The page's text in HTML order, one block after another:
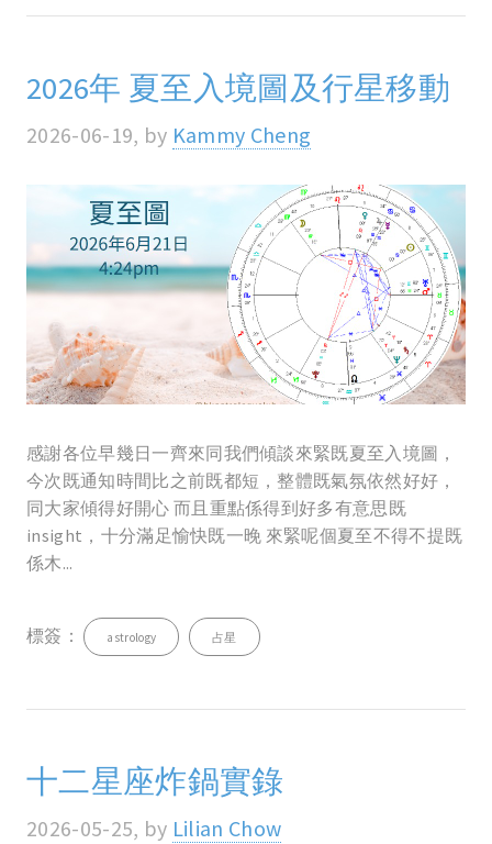
2026年 夏至入境圖及行星移動
2026-06-19, by Kammy Cheng
感謝各位早幾日一齊來同我們傾談來緊既夏至入境圖，
今次既通知時間比之前既都短，整體既氣氛依然好好，
同大家傾得好開心 而且重點係得到好多有意思既
insight，十分滿足愉快既一晚 來緊呢個夏至不得不提既
係木...
標簽： astrology 占星
十二星座炸鍋實錄
2026-05-25, by Lilian Chow